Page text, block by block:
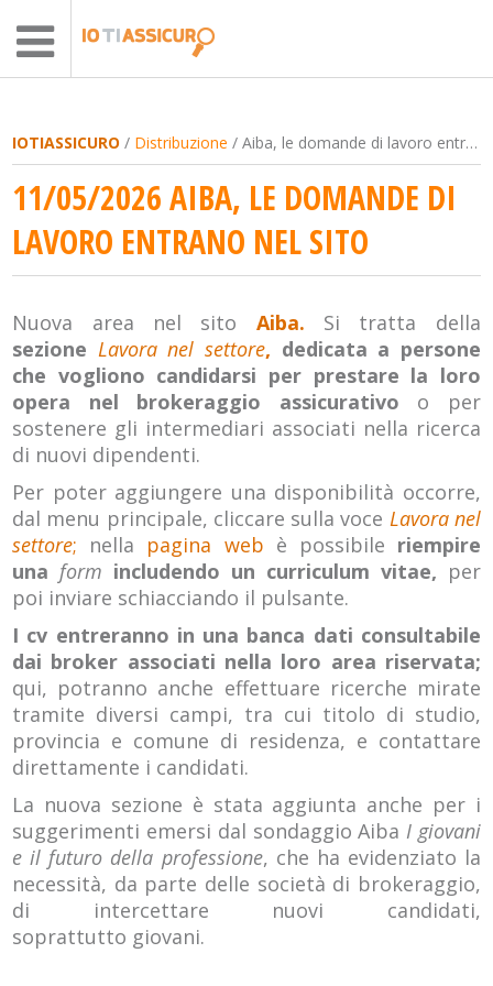
IOTIASSICURO / Distribuzione / Aiba, le domande di lavoro entrano nel sito
11/05/2026 AIBA, LE DOMANDE DI
LAVORO ENTRANO NEL SITO
Nuova area nel sito Aiba. Si tratta della
sezione Lavora nel settore, dedicata a persone
che vogliono candidarsi per prestare la loro
opera nel brokeraggio assicurativo o per
sostenere gli intermediari associati nella ricerca
di nuovi dipendenti.
Per poter aggiungere una disponibilità occorre,
dal menu principale, cliccare sulla voce Lavora nel
settore; nella pagina web è possibile riempire
unaform includendo un curriculum vitae, per
poi inviare schiacciando il pulsante.
I cv entreranno in una banca dati consultabile
dai broker associati nella loro area riservata;
qui, potranno anche effettuare ricerche mirate
tramite diversi campi, tra cui titolo di studio,
provincia e comune di residenza, e contattare
direttamente i candidati.
La nuova sezione è stata aggiunta anche per i
suggerimenti emersi dal sondaggio Aiba I giovani
e il futuro della professione, che ha evidenziato la
necessità, da parte delle società di brokeraggio,
di intercettare nuovi candidati,
soprattutto giovani.